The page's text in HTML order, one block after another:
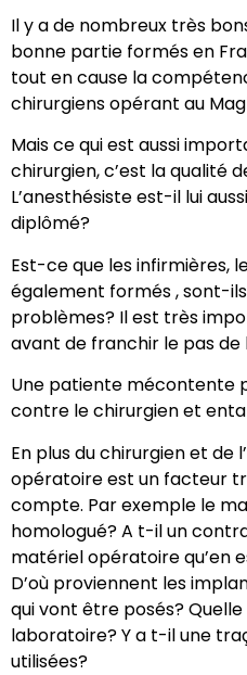
Il y a de nombreux très
bonne partie formés en
tout en cause la
chirurgiens opérant au
Mais ce qui est aussi
chirurgien, c’est la qualité
L’anesthésiste est-il lui
diplômé?
Est-ce que les infirmières,
également formés , sont-
problèmes? Il est très
avant de franchir le pas de
Une patiente
contre le chirurgien et
En plus du chirurgien et de
opératoire est un facteur
compte. Par exemple le
homologué? A t-il un
matériel opératoire qu’en
D’où proviennent les
qui vont être posés?
laboratoire? Y a t-il une
utilisées?